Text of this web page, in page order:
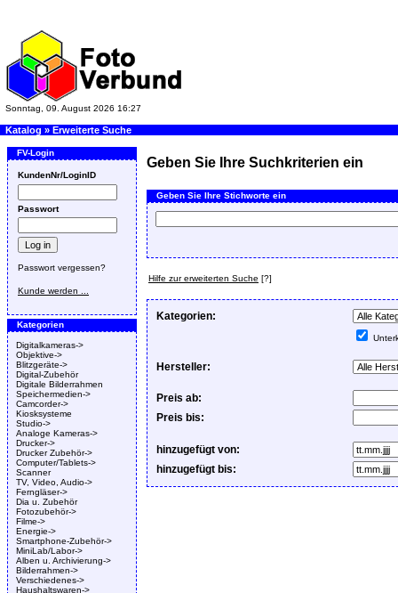
Sonntag, 09. August 2026 16:27
Katalog » Erweiterte Suche
FV-Login
KundenNr/LoginID
Passwort
Passwort vergessen?
Kunde werden ...
Kategorien
Digitalkameras->
Objektive->
Blitzgeräte->
Digital-Zubehör
Digitale Bilderrahmen
Speichermedien->
Camcorder->
Kiosksysteme
Studio->
Analoge Kameras->
Drucker->
Drucker Zubehör->
Computer/Tablets->
Scanner
TV, Video, Audio->
Ferngläser->
Dia u. Zubehör
Fotozubehör->
Filme->
Energie->
Smartphone-Zubehör->
MiniLab/Labor->
Alben u. Archivierung->
Bilderrahmen->
Verschiedenes->
Haushaltswaren->
Geben Sie Ihre Suchkriterien ein
Geben Sie Ihre Stichworte ein
Hilfe zur erweiterten Suche [?]
Kategorien:
Hersteller:
Preis ab:
Preis bis:
hinzugefügt von:
hinzugefügt bis: